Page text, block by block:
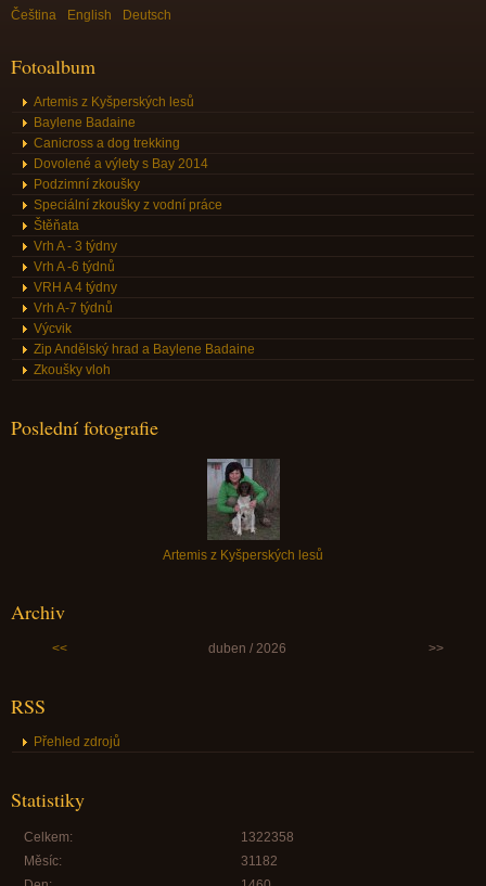
Čeština English Deutsch
Fotoalbum
Artemis z Kyšperských lesů
Baylene Badaine
Canicross a dog trekking
Dovolené a výlety s Bay 2014
Podzimní zkoušky
Speciální zkoušky z vodní práce
Štěňata
Vrh A - 3 týdny
Vrh A -6 týdnů
VRH A 4 týdny
Vrh A-7 týdnů
Výcvik
Zip Andělský hrad a Baylene Badaine
Zkoušky vloh
Poslední fotografie
Artemis z Kyšperských lesů
Archiv
<< duben / 2026 >>
RSS
Přehled zdrojů
Statistiky
Celkem:
1322358
Měsíc:
31182